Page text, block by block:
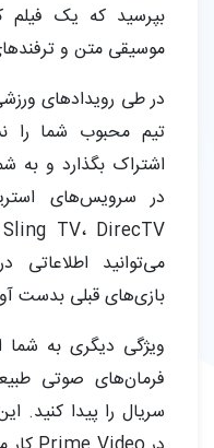
بپرسید که یک فیلم
موسیقی متن و
در طی رویدادهای
تیم محبوب شما را
اشتراک بگذارد و به
می‌توانید اطلاعاتی
بازی‌های قبلی بدست
ویژگی دیگری به شما
فرمان‌های صوتی
سریال را پیدا کنید.